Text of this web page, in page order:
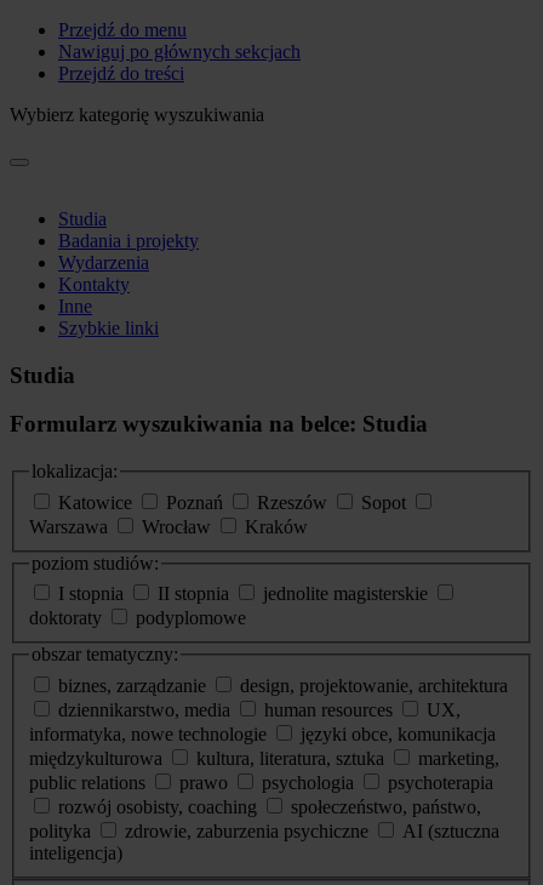
Przejdź do menu
Nawiguj po głównych sekcjach
Przejdź do treści
Wybierz kategorię wyszukiwania
Studia
Badania i projekty
Wydarzenia
Kontakty
Inne
Szybkie linki
Studia
Formularz wyszukiwania na belce: Studia
lokalizacja:
Katowice
Poznań Rzeszów
Sopot
Warszawa
Wrocław
Kraków
poziom studiów:
I stopnia
II stopnia
jednolite magisterskie
doktoraty
podyplomowe
obszar tematyczny:
biznes, zarządzanie
design, projektowanie, architektura
dziennikarstwo, media
human resources
UX,
informatyka, nowe technologie
języki obce, komunikacja
międzykulturowa
kultura, literatura, sztuka
marketing,
public relations
prawo psychologia
psychoterapia
rozwój osobisty, coaching
społeczeństwo, państwo,
polityka
zdrowie, zaburzenia psychiczne
AI (sztuczna
inteligencja)